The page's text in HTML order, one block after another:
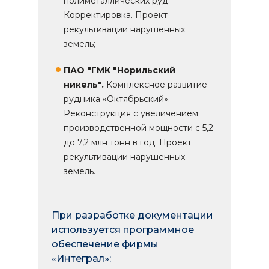
Корректировка. Проект
рекультивации нарушенных
земель;
ПАО "ГМК "Норильский
никель". Комплексное развитие
рудника «Октябрьский».
Реконструкция с увеличением
производственной мощности с 5,2
до 7,2 млн тонн в год. Проект
рекультивации нарушенных
земель.
При разработке документации
используется программное
обеспечение фирмы
«Интеграл»: